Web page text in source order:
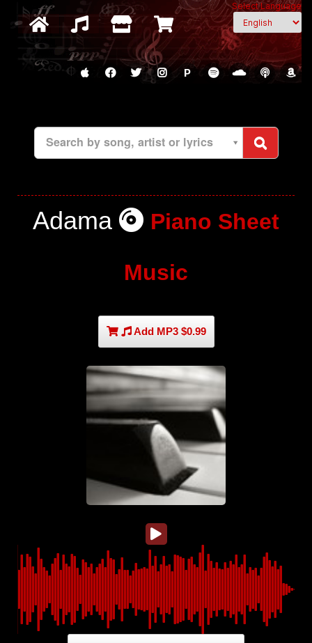
Select Language
P
Search by song, artist or lyrics
Adama Piano Sheet
Music
Add MP3 $0.99